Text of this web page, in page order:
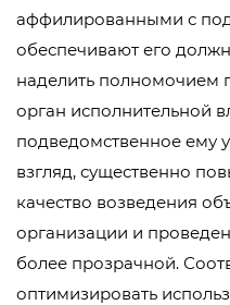
аффилированными с
обеспечивают его
наделить полномочием
орган исполнительной
подведомственное ему
взгляд, существенно
качество возведения
организации и
более прозрачной.
оптимизировать